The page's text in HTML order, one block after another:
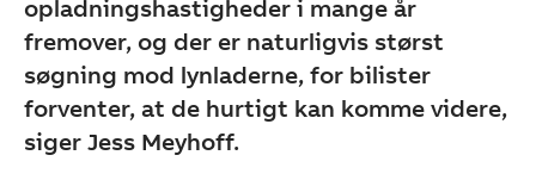
opladningshastigheder i mange år
fremover, og der er naturligvis størst
søgning mod lynladerne, for bilister
forventer, at de hurtigt kan komme videre,
siger Jess Meyhoff.